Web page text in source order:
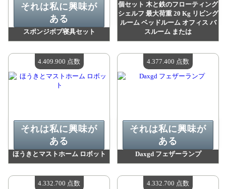
スポンジボブ寝具セット
利用可能な数量：4
それは私に興味が
ある
個セット 木と鉄のフローティング
シェルフ 最大荷重 20 Kg リビング
ルーム ベッドルーム オフィス バ
スルーム または
利用可能な数量：4
ほうきとマストホーム ロボット
利用可能な数量：4
それは私に興味が
ある
4.409.900 点数
Daxgd フェザーランプ
利用可能な数量：4
それは私に興味が
ある
4.377.400 点数
4.332.700 点数 4.332.700 点数